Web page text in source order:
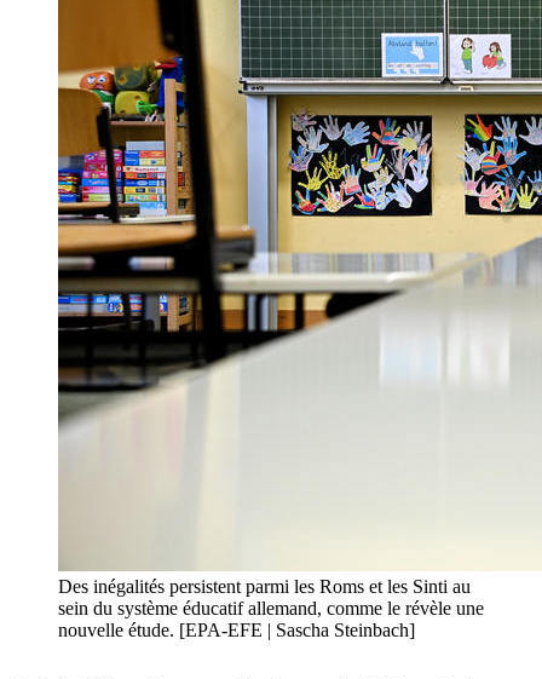
Des inégalités persistent parmi les Roms et les Sinti au
sein du système éducatif allemand, comme le révèle une
nouvelle étude. [EPA-EFE | Sascha Steinbach]